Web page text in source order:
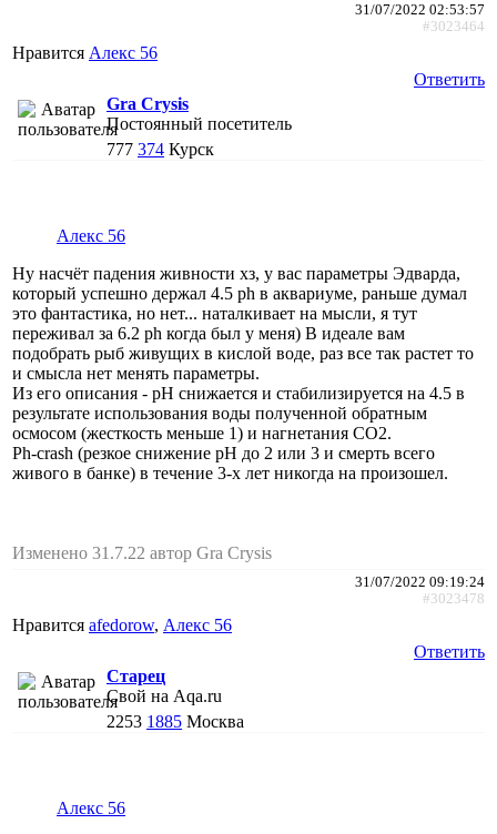
31/07/2022 02:53:57
#3023464
Нравится Алекс 56
Ответить
Gra Crysis
Постоянный посетитель
777 374 Курск
Алекс 56
Ну насчёт падения живности хз, у вас параметры Эдварда,
который успешно держал 4.5 ph в аквариуме, раньше думал
это фантастика, но нет... наталкивает на мысли, я тут
переживал за 6.2 ph когда был у меня) В идеале вам
подобрать рыб живущих в кислой воде, раз все так растет то
и смысла нет менять параметры.
Из его описания - pH снижается и стабилизируется на 4.5 в
результате использования воды полученной обратным
осмосом (жесткость меньше 1) и нагнетания CO2.
Ph-crash (резкое снижение pH до 2 или 3 и смерть всего
живого в банке) в течение 3-х лет никогда на произошел.
Изменено 31.7.22 автор Gra Crysis
31/07/2022 09:19:24
#3023478
Нравится afedorow, Алекс 56
Ответить
Старец
Свой на Aqa.ru
2253 1885 Москва
Алекс 56